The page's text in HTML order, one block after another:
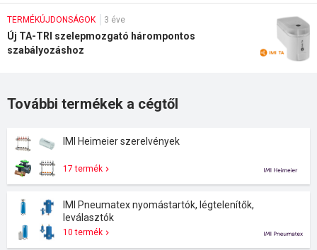
TERMÉKÚJDONSÁGOK 3 éve
Új TA-TRI szelepmozgató hárompontos
szabályozáshoz
További termékek a cégtől
IMI Heimeier szerelvények
17 termék
IMI Pneumatex nyomástartók, légtelenítők,
leválasztók
10 termék